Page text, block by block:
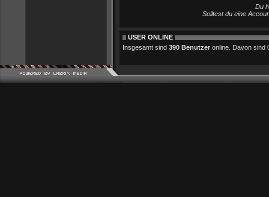
Du
Solltest du eine
USER ONLINE
Insgesamt sind 390 Benutzer online. Davon sind